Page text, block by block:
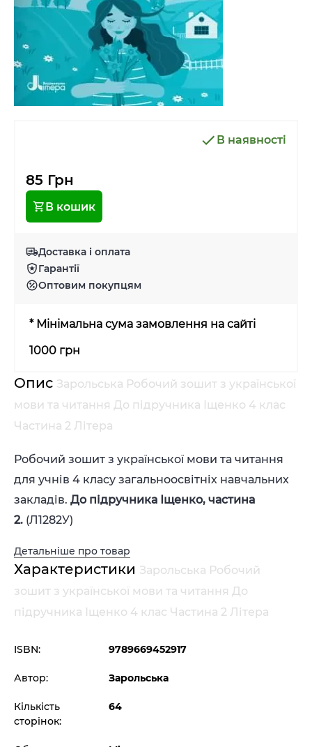
В наявності
85 Грн
В кошик
Доставка і оплата
Гарантії
Оптовим покупцям
* Мінімальна сума замовлення на сайті
1000 грн
Опис Зарольська Робочий зошит з української
мови та читання До підручника Іщенко 4 клас
Частина 2 Літера
Робочий зошит з української мови та читання
для учнів 4 класу загальноосвітніх навчальних
закладів. До підручника Іщенко, частина
2. (Л1282У)
Детальніше про товар
Характеристики Зарольська Робочий
зошит з української мови та читання До
підручника Іщенко 4 клас Частина 2 Літера
ISBN: 9789669452917
Автор: Зарольська
Кількість
сторінок:
64